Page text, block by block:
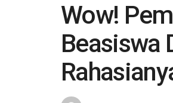
Wow!
Beasiswa